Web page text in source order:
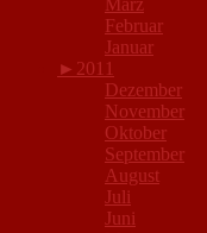
Februar
Januar
► 2011
Dezember
November
Oktober
September
August
Juli
Juni